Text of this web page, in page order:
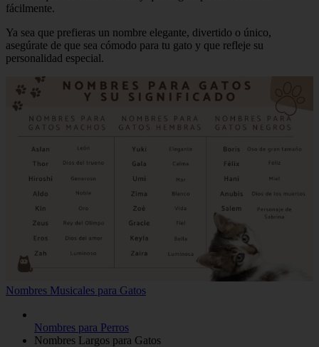
fácilmente.
Ya sea que prefieras un nombre elegante, divertido o único,
asegúrate de que sea cómodo para tu gato y que refleje su
personalidad especial.
Nombres Musicales para Gatos
Nombres para Perros
Nombres Largos para Gatos